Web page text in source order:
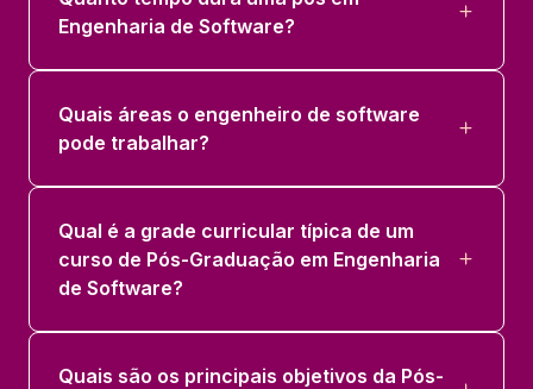
Engenharia de Software?
Quais áreas o engenheiro de software
pode trabalhar?
Qual é a grade curricular típica de um
curso de Pós-Graduação em Engenharia
de Software?
Quais são os principais objetivos da Pós-